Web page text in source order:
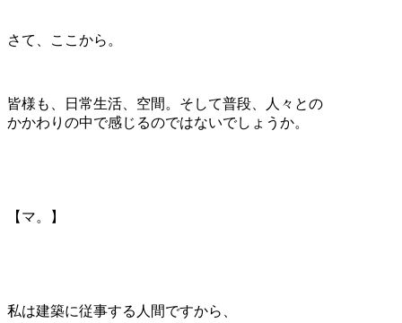
さて、ここから。
皆様も、日常生活、空間。そして普段、人々との
かかわりの中で感じるのではないでしょうか。
【マ。】
私は建築に従事する人間ですから、